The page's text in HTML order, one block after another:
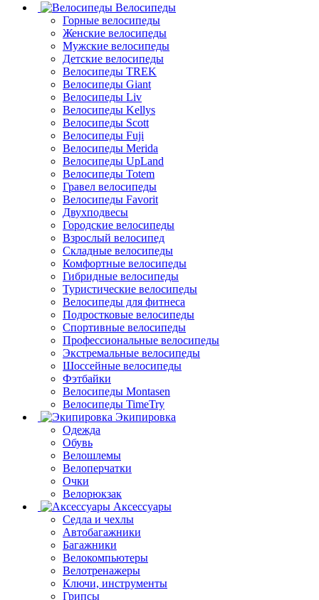
Велосипеды
Горные велосипеды
Женские велосипеды
Мужские велосипеды
Детские велосипеды
Велосипеды TREK
Велосипеды Giant
Велосипеды Liv
Велосипеды Kellys
Велосипеды Scott
Велосипеды Fuji
Велосипеды Merida
Велосипеды UpLand
Велосипеды Totem
Гравел велосипеды
Велосипеды Favorit
Двухподвесы
Городские велосипеды
Взрослый велосипед
Складные велосипеды
Комфортные велосипеды
Гибридные велосипеды
Туристические велосипеды
Велосипеды для фитнеса
Подростковые велосипеды
Спортивные велосипеды
Профессиональные велосипеды
Экстремальные велосипеды
Шоссейные велосипеды
Фэтбайки
Велосипеды Montasen
Велосипеды TimeTry
Экипировка
Одежда
Обувь
Велошлемы
Велоперчатки
Очки
Велорюкзак
Аксессуары
Седла и чехлы
Автобагажники
Багажники
Велокомпьютеры
Велотренажеры
Ключи, инструменты
Грипсы